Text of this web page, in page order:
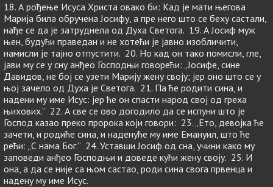
18. А рођење Исуса Христа овако би: Кад је мати његова
Марија била обручена Јосифу, а пре него што се беху састали,
нађе се да је затруднела од Духа Светога. 19. А Јосиф муж
њен, будући праведан и не хотећи је јавно изобличити,
намисли је тајно отпустити. 20. Но кад он тако помисли, гле,
јави му се у сну анђео Господњи говорећи: „Јосифе, сине
Давидов, не бој се узети Марију жену своју; јер оно што се у
њој зачело од Духа јe Светога. 21. Па ће родити сина, и
надени му име Исус: јер ће он спасти народ свој од греха
њихових.” 22. А све се ово догодило да се испуни што је
Господ казао преко пророка који говори: 23. „Ето, девојка ће
зачети, и родиће сина, и наденуће му име Емануил, што ће
рећи: „С нама Бог.” 24. Уставши Јосиф од сна, учини како му
заповеди анђео Господњи и доведе кући жену своју. 25. И
она, а да се није са њом састао, роди сина свога првенца и
надену му име Исус.